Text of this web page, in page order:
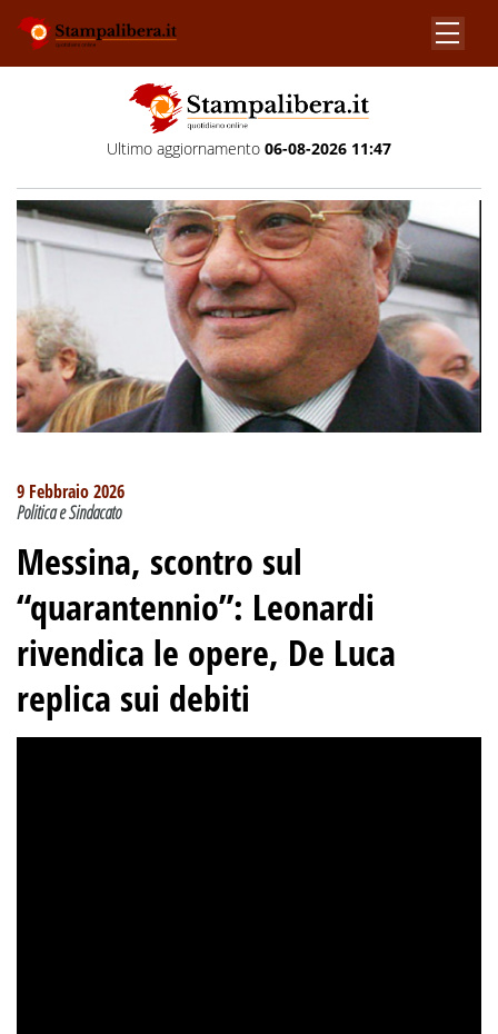
Ultimo aggiornamento 06-08-2026 11:47
9 Febbraio 2026
Politica e Sindacato
Messina, scontro sul
“quarantennio”: Leonardi
rivendica le opere, De Luca
replica sui debiti